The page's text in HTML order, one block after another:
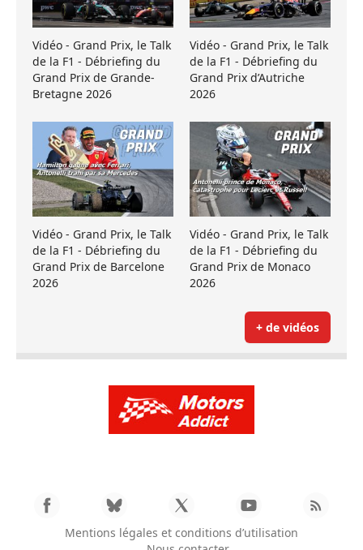
Vidéo - Grand Prix, le Talk
de la F1 - Débriefing du
Grand Prix de Grande-
Bretagne 2026
Vidéo - Grand Prix, le Talk
de la F1 - Débriefing du
Grand Prix d’Autriche
2026
Vidéo - Grand Prix, le Talk
de la F1 - Débriefing du
Grand Prix de Barcelone
2026
Vidéo - Grand Prix, le Talk
de la F1 - Débriefing du
Grand Prix de Monaco
2026
+ de vidéos
Mentions légales et conditions d’utilisation